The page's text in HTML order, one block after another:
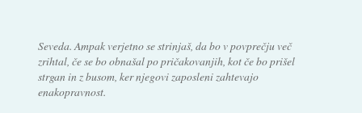
Seveda. Ampak verjetno se strinjaš, da bo v povprečju več
zrihtal, če se bo obnašal po pričakovanjih, kot če bo prišel
strgan in z busom, ker njegovi zaposleni zahtevajo
enakopravnost.